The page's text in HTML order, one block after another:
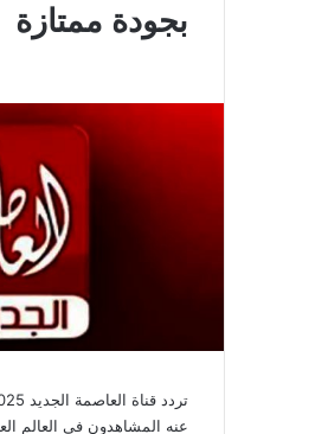
بجودة ممتازة
عنه المشاهدون في العالم